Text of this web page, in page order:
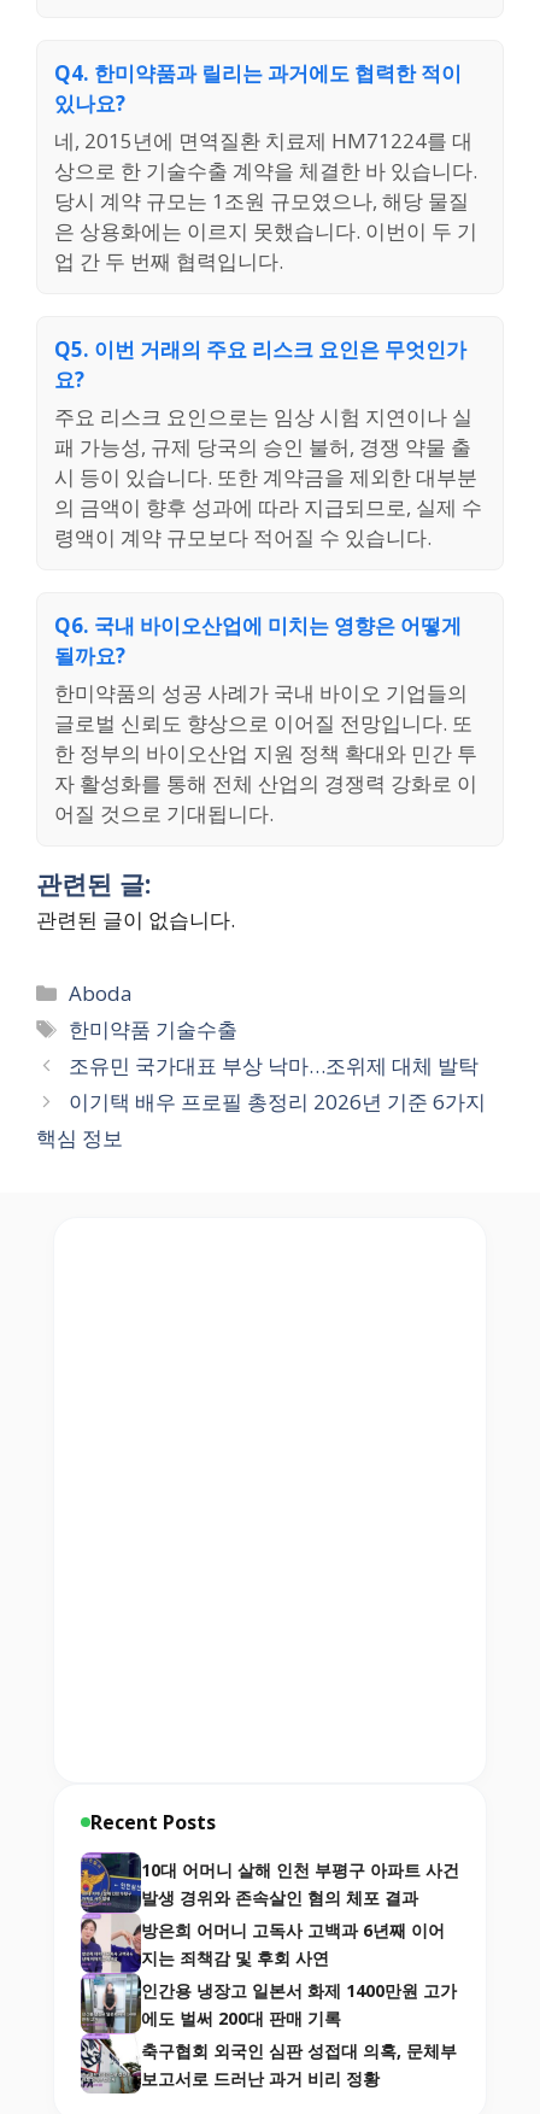
Q4. 한미약품과 릴리는 과거에도 협력한 적이
있나요?
네, 2015년에 면역질환 치료제 HM71224를 대
상으로 한 기술수출 계약을 체결한 바 있습니다.
당시 계약 규모는 1조원 규모였으나, 해당 물질
은 상용화에는 이르지 못했습니다. 이번이 두 기
업 간 두 번째 협력입니다.
Q5. 이번 거래의 주요 리스크 요인은 무엇인가
요?
주요 리스크 요인으로는 임상 시험 지연이나 실
패 가능성, 규제 당국의 승인 불허, 경쟁 약물 출
시 등이 있습니다. 또한 계약금을 제외한 대부분
의 금액이 향후 성과에 따라 지급되므로, 실제 수
령액이 계약 규모보다 적어질 수 있습니다.
Q6. 국내 바이오산업에 미치는 영향은 어떻게
될까요?
한미약품의 성공 사례가 국내 바이오 기업들의
글로벌 신뢰도 향상으로 이어질 전망입니다. 또
한 정부의 바이오산업 지원 정책 확대와 민간 투
자 활성화를 통해 전체 산업의 경쟁력 강화로 이
어질 것으로 기대됩니다.
관련된 글:
관련된 글이 없습니다.
Categories
Aboda
Tags
한미약품 기술수출
조유민 국가대표 부상 낙마…조위제 대체 발탁
이기택 배우 프로필 총정리 2026년 기준 6가지
핵심 정보
Recent Posts
10대 어머니 살해 인천 부평구 아파트 사건
발생 경위와 존속살인 혐의 체포 결과
방은희 어머니 고독사 고백과 6년째 이어
지는 죄책감 및 후회 사연
인간용 냉장고 일본서 화제 1400만원 고가
에도 벌써 200대 판매 기록
축구협회 외국인 심판 성접대 의혹, 문체부
보고서로 드러난 과거 비리 정황